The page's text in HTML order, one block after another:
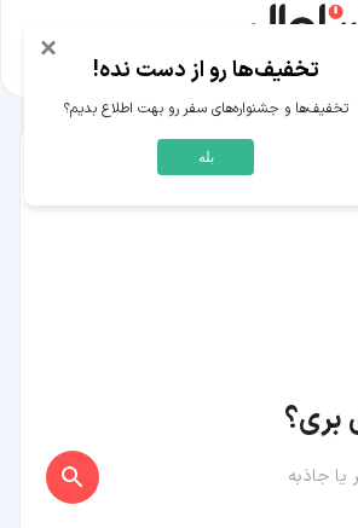
بری؟
×
تخفیف‌ها رو از دست نده!
تخفیف‌ها و جشنواره‌های سفر رو بهت اطلاع بدیم؟
بله